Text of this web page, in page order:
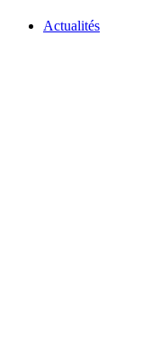
Actualités